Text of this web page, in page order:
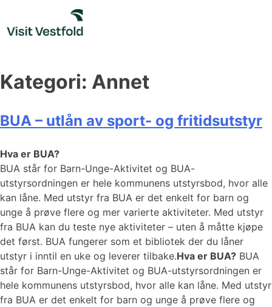
content
Kategori: Annet
BUA – utlån av sport- og fritidsutstyr
Hva er BUA?
BUA står for Barn-Unge-Aktivitet og BUA-
utstyrsordningen er hele kommunens utstyrsbod, hvor alle
kan låne. Med utstyr fra BUA er det enkelt for barn og
unge å prøve flere og mer varierte aktiviteter. Med utstyr
fra BUA kan du teste nye aktiviteter – uten å måtte kjøpe
det først. BUA fungerer som et bibliotek der du låner
utstyr i inntil en uke og leverer tilbake.Hva er BUA? BUA
står for Barn-Unge-Aktivitet og BUA-utstyrsordningen er
hele kommunens utstyrsbod, hvor alle kan låne. Med utstyr
fra BUA er det enkelt for barn og unge å prøve flere og